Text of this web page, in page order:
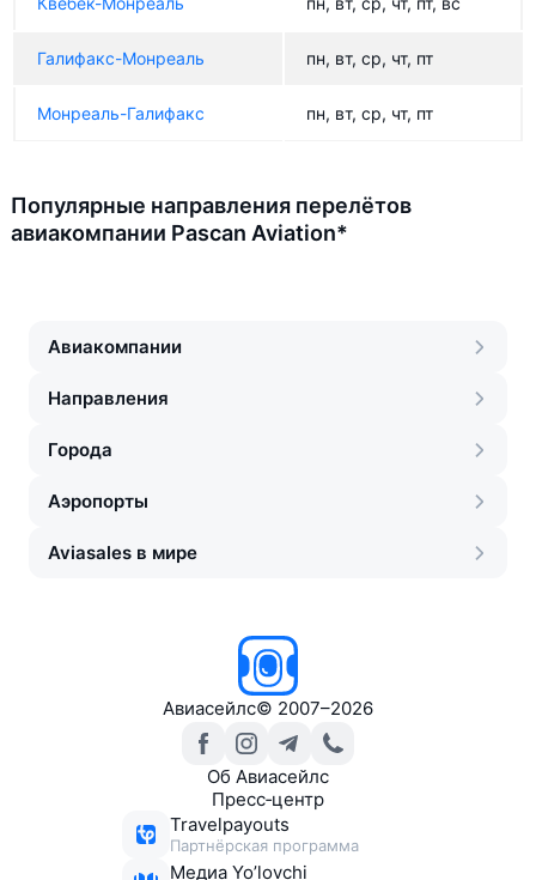
Галифакс-Монреаль пн, вт, ср, чт, пт
Монреаль-Галифакс пн, вт, ср, чт, пт
Популярные направления перелётов
авиакомпании Pascan Aviation*
Авиакомпании
Направления
Города
Аэропорты
Aviasales в мире
Авиасейлс© 2007–2026
Об Авиасейлс
Пресс‑центр
Travelpayouts
Партнёрская программа
Медиа Yo’lovchi